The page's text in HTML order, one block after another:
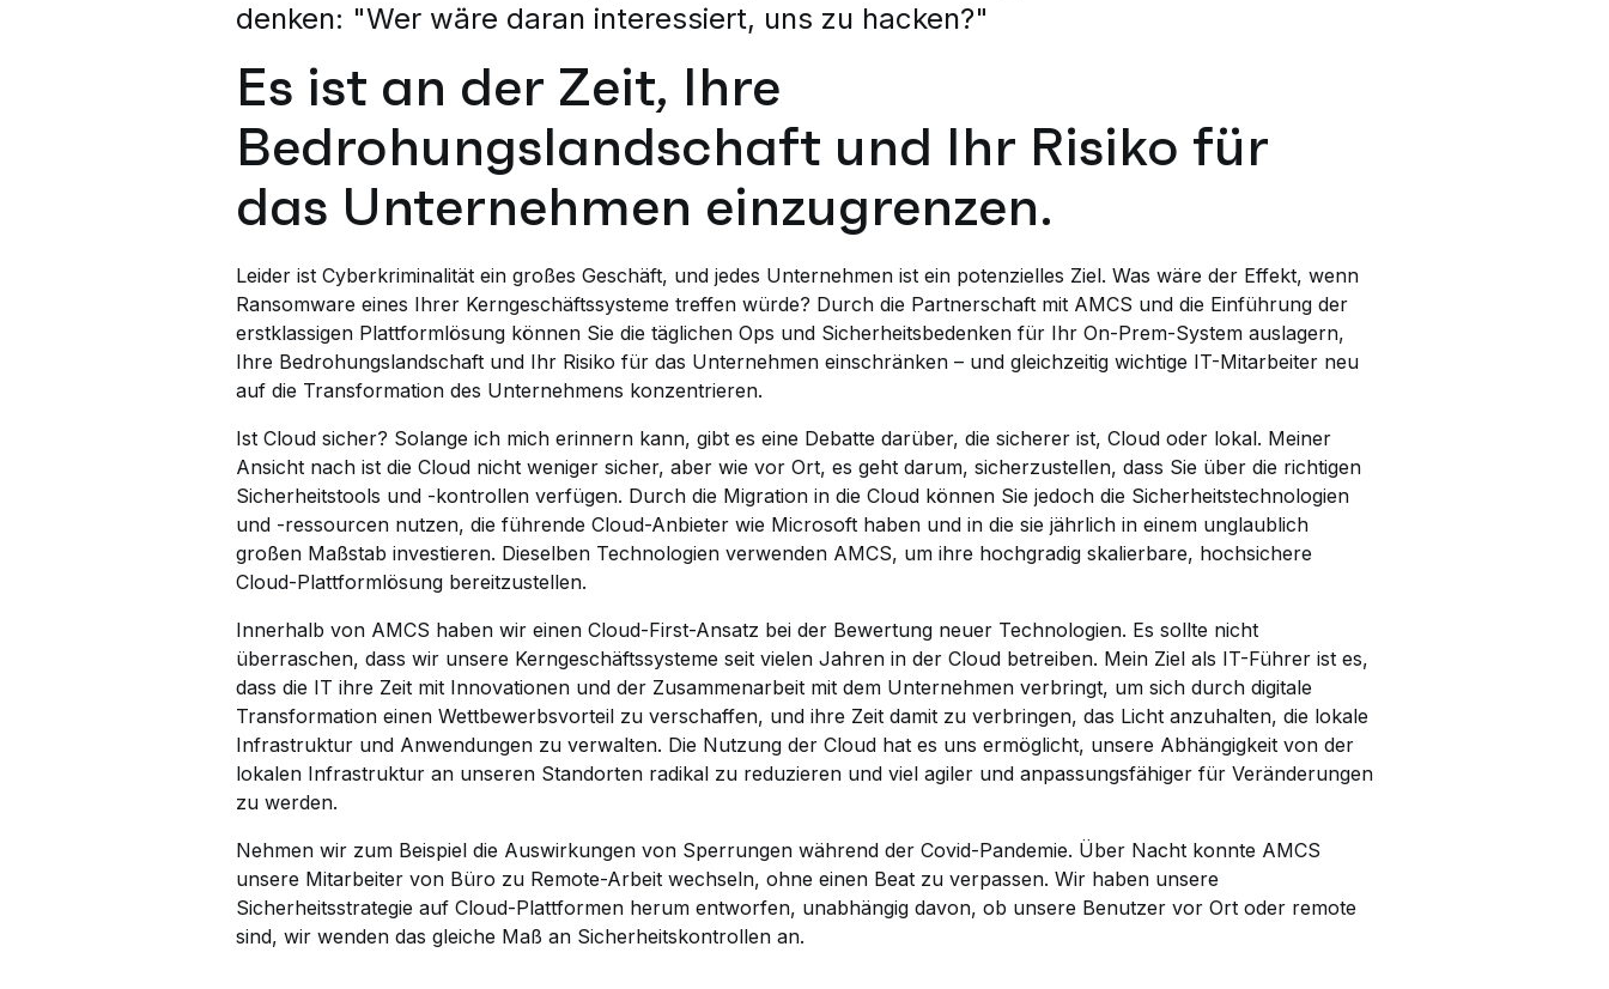
denken: "Wer wäre daran interessiert, uns zu hacken?"
Es ist an der Zeit, Ihre
Bedrohungslandschaft und Ihr Risiko für
das Unternehmen einzugrenzen.
Leider ist Cyberkriminalität ein großes Geschäft, und jedes Unternehmen ist ein potenzielles Ziel. Was wäre der Effekt, wenn
Ransomware eines Ihrer Kerngeschäftssysteme treffen würde? Durch die Partnerschaft mit AMCS und die Einführung der
erstklassigen Plattformlösung können Sie die täglichen Ops und Sicherheitsbedenken für Ihr On-Prem-System auslagern,
Ihre Bedrohungslandschaft und Ihr Risiko für das Unternehmen einschränken – und gleichzeitig wichtige IT-Mitarbeiter neu
auf die Transformation des Unternehmens konzentrieren.
Ist Cloud sicher? Solange ich mich erinnern kann, gibt es eine Debatte darüber, die sicherer ist, Cloud oder lokal. Meiner
Ansicht nach ist die Cloud nicht weniger sicher, aber wie vor Ort, es geht darum, sicherzustellen, dass Sie über die richtigen
Sicherheitstools und -kontrollen verfügen. Durch die Migration in die Cloud können Sie jedoch die Sicherheitstechnologien
und -ressourcen nutzen, die führende Cloud-Anbieter wie Microsoft haben und in die sie jährlich in einem unglaublich
großen Maßstab investieren. Dieselben Technologien verwenden AMCS, um ihre hochgradig skalierbare, hochsichere
Cloud-Plattformlösung bereitzustellen.
Innerhalb von AMCS haben wir einen Cloud-First-Ansatz bei der Bewertung neuer Technologien. Es sollte nicht
überraschen, dass wir unsere Kerngeschäftssysteme seit vielen Jahren in der Cloud betreiben. Mein Ziel als IT-Führer ist es,
dass die IT ihre Zeit mit Innovationen und der Zusammenarbeit mit dem Unternehmen verbringt, um sich durch digitale
Transformation einen Wettbewerbsvorteil zu verschaffen, und ihre Zeit damit zu verbringen, das Licht anzuhalten, die lokale
Infrastruktur und Anwendungen zu verwalten. Die Nutzung der Cloud hat es uns ermöglicht, unsere Abhängigkeit von der
lokalen Infrastruktur an unseren Standorten radikal zu reduzieren und viel agiler und anpassungsfähiger für Veränderungen
zu werden.
Nehmen wir zum Beispiel die Auswirkungen von Sperrungen während der Covid-Pandemie. Über Nacht konnte AMCS
unsere Mitarbeiter von Büro zu Remote-Arbeit wechseln, ohne einen Beat zu verpassen. Wir haben unsere
Sicherheitsstrategie auf Cloud-Plattformen herum entworfen, unabhängig davon, ob unsere Benutzer vor Ort oder remote
sind, wir wenden das gleiche Maß an Sicherheitskontrollen an.